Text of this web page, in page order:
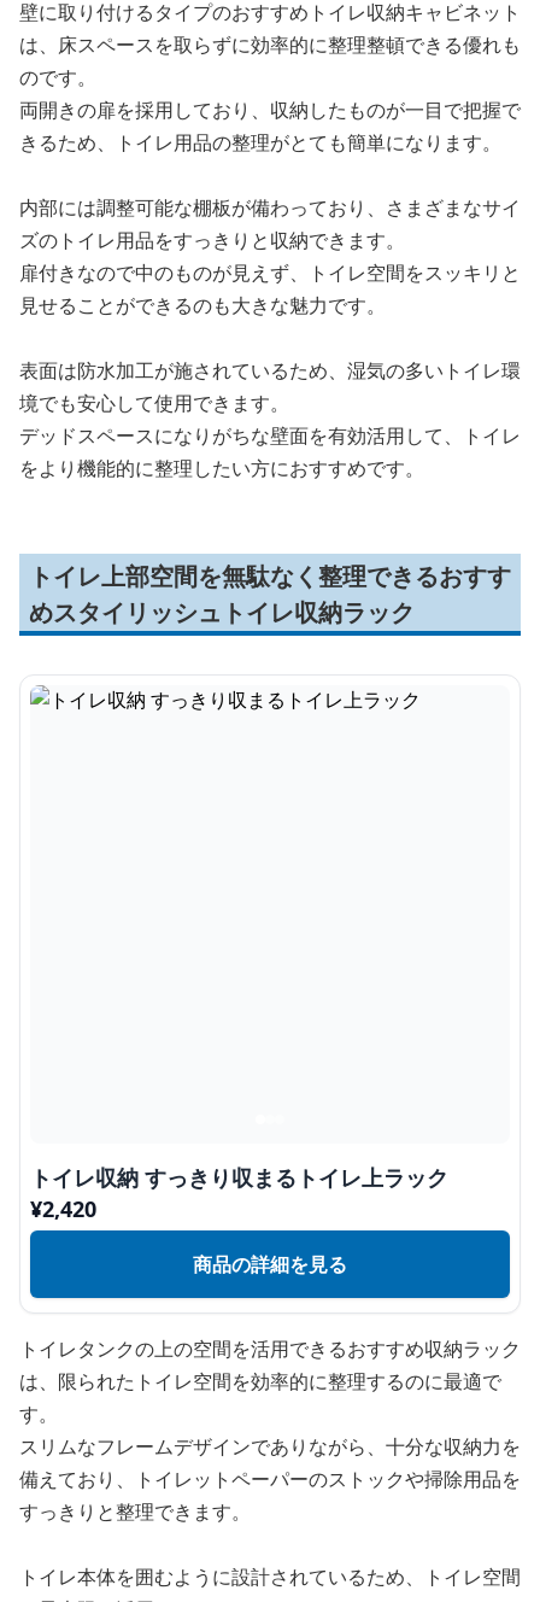
壁に取り付けるタイプのおすすめトイレ収納キャビネット
は、床スペースを取らずに効率的に整理整頓できる優れも
のです。
両開きの扉を採用しており、収納したものが一目で把握で
きるため、トイレ用品の整理がとても簡単になります。
内部には調整可能な棚板が備わっており、さまざまなサイ
ズのトイレ用品をすっきりと収納できます。
扉付きなので中のものが見えず、トイレ空間をスッキリと
見せることができるのも大きな魅力です。
表面は防水加工が施されているため、湿気の多いトイレ環
境でも安心して使用できます。
デッドスペースになりがちな壁面を有効活用して、トイレ
をより機能的に整理したい方におすすめです。
トイレ上部空間を無駄なく整理できるおすす
めスタイリッシュトイレ収納ラック
トイレ収納 すっきり収まるトイレ上ラック
¥2,420
商品の詳細を見る
トイレタンクの上の空間を活用できるおすすめ収納ラック
は、限られたトイレ空間を効率的に整理するのに最適で
す。
スリムなフレームデザインでありながら、十分な収納力を
備えており、トイレットペーパーのストックや掃除用品を
すっきりと整理できます。
トイレ本体を囲むように設計されているため、トイレ空間